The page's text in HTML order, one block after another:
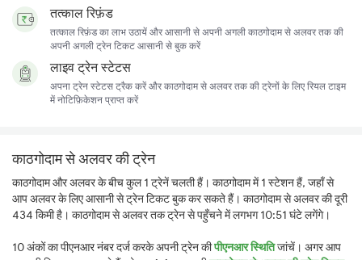
तत्काल रिफ़ंड
तत्काल रिफ़ंड का लाभ उठायें और आसानी से अपनी अगली काठगोदाम से अलवर तक की
अपनी अगली ट्रेन टिकट आसानी से बुक करें
लाइव ट्रेन स्टेटस
अपना ट्रेन स्टेटस ट्रैक करें और काठगोदाम से अलवर तक की ट्रेनों के लिए रियल टाइम
में नोटिफ़िकेशन प्राप्त करें
काठगोदाम से अलवर की ट्रेन
काठगोदाम और अलवर के बीच कुल 1 ट्रेनें चलती हैं। काठगोदाम में 1 स्टेशन हैं, जहाँ से
आप अलवर के लिए आसानी से ट्रेन टिकट बुक कर सकते हैं। काठगोदाम से अलवर की दूरी
434 किमी है। काठगोदाम से अलवर तक ट्रेन से पहुँचने में लगभग 10:51 घंटे लगेंगे।
10 अंकों का पीएनआर नंबर दर्ज करके अपनी ट्रेन कीपीएनआर स्थितिजांचें। अगर आप